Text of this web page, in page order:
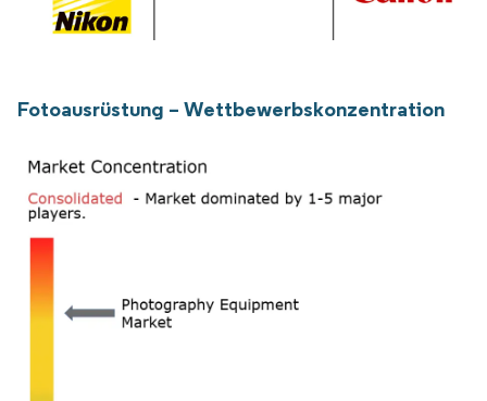
Fotoausrüstung – Wettbewerbskonzentration